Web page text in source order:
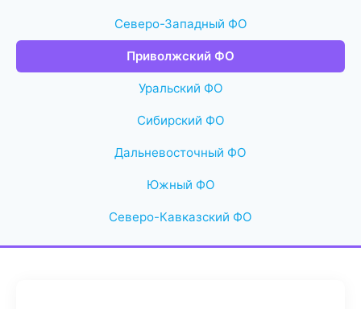
Северо-Западный ФО
Приволжский ФО
Уральский ФО
Сибирский ФО
Дальневосточный ФО
Южный ФО
Северо-Кавказский ФО